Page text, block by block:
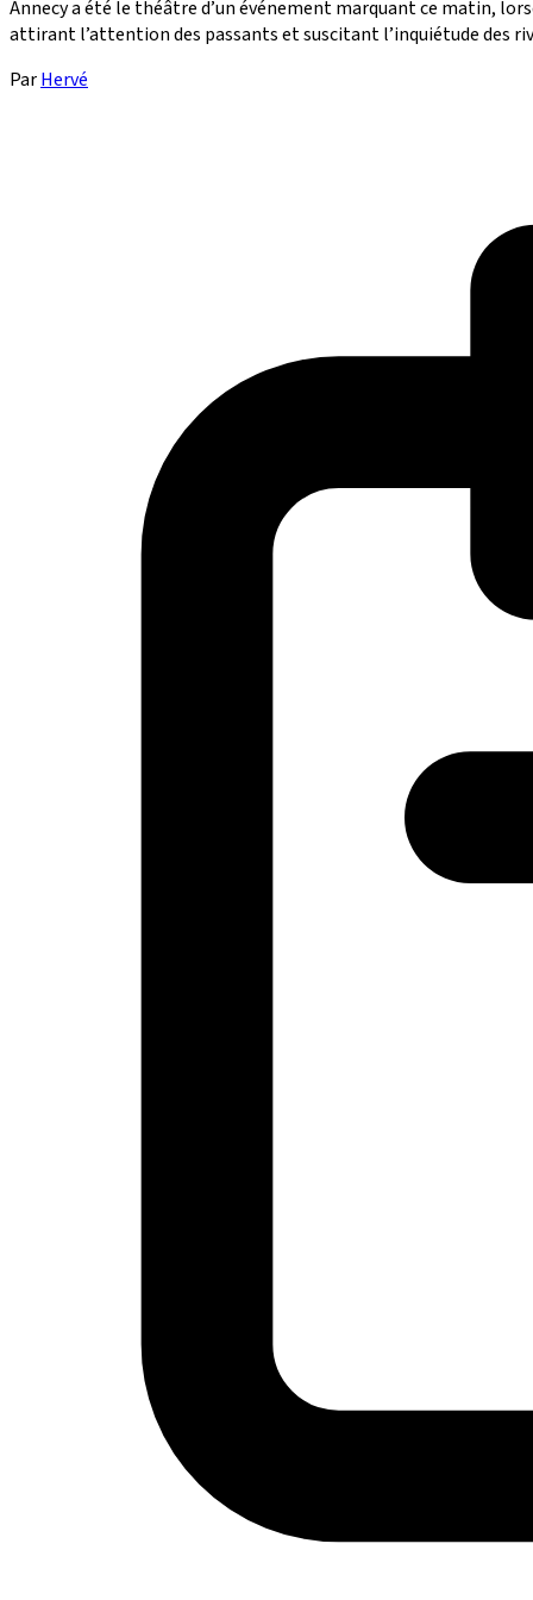
Annecy a été le théâtre d’un événement marquant ce matin,
attirant l’attention des passants et suscitant l’inquiétude des
ParHervé